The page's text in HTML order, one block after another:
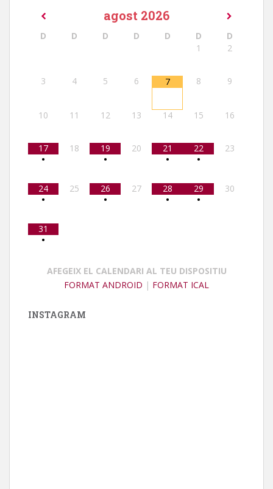
agost 2026
D D D D D D
D
1
2
3 4 5 6 7 8 9
10 11 12 13 14 15 16
17
•
18
19
•
20
21
•
22
•
23
24
•
25
26
•
27
28
•
29
•
30
31
•
AFEGEIX EL CALENDARI AL TEU DISPOSITIU
FORMAT ANDROID | FORMAT ICAL
INSTAGRAM